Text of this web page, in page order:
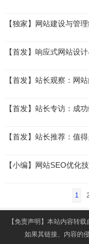
【独家】网站建设与管
【首发】响应式网站设
【首发】站长观察：网
【首发】站长专访：成
【首发】站长推荐：值
【小编】网站SEO优化
1
【免责声明】本站内容转
如果其链接、内容的